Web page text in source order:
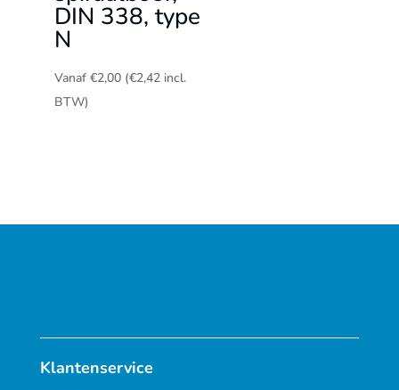
DIN 338, type
N
Vanaf €2,00 (€2,42incl.
BTW)
Klantenservice